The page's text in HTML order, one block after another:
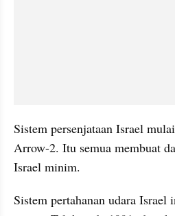
Sistem persenjataan Israel
Arrow-2. Itu semua membuat
Israel minim.
Sistem pertahanan udara Israel